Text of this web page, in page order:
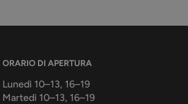
ORARIO DI APERTURA
Lunedì 10–13, 16–19
Martedì 10–13, 16–19